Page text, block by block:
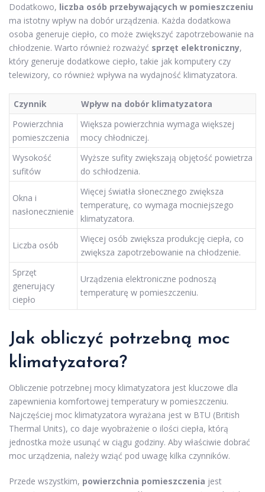
Dodatkowo, liczba osób przebywających w pomieszczeniu
ma istotny wpływ na dobór urządzenia. Każda dodatkowa
osoba generuje ciepło, co może zwiększyć zapotrzebowanie na
chłodzenie. Warto również rozważyć sprzęt elektroniczny,
który generuje dodatkowe ciepło, takie jak komputery czy
telewizory, co również wpływa na wydajność klimatyzatora.
Czynnik
Wpływ na dobór klimatyzatora
Powierzchnia
pomieszczenia
Większa powierzchnia wymaga większej
mocy chłodniczej.
Wysokość
sufitów
Wyższe sufity zwiększają objętość powietrza
do schłodzenia.
Okna i
nasłonecznienie
Więcej światła słonecznego zwiększa
temperaturę, co wymaga mocniejszego
klimatyzatora.
Liczba osób
Więcej osób zwiększa produkcję ciepła, co
zwiększa zapotrzebowanie na chłodzenie.
Sprzęt
generujący
ciepło
Urządzenia elektroniczne podnoszą
temperaturę w pomieszczeniu.
Jak obliczyć potrzebną moc
klimatyzatora?
Obliczenie potrzebnej mocy klimatyzatora jest kluczowe dla
zapewnienia komfortowej temperatury w pomieszczeniu.
Najczęściej moc klimatyzatora wyrażana jest w BTU (British
Thermal Units), co daje wyobrażenie o ilości ciepła, którą
jednostka może usunąć w ciągu godziny. Aby właściwie dobrać
moc urządzenia, należy wziąć pod uwagę kilka czynników.
Przede wszystkim, powierzchnia pomieszczenia jest